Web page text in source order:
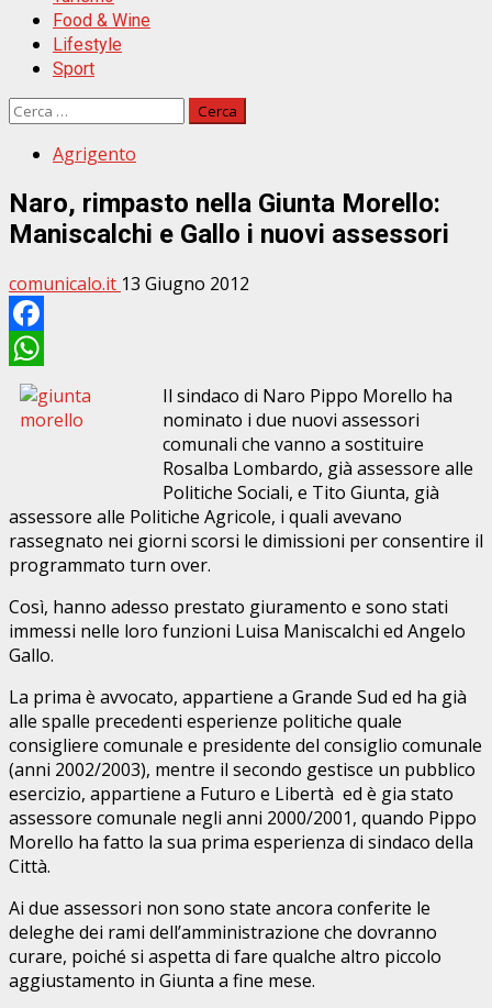
Food & Wine
Lifestyle
Sport
Ricerca
Agrigento
Naro, rimpasto nella Giunta Morello:
Maniscalchi e Gallo i nuovi assessori
comunicalo.it 13 Giugno 2012
Facebook
WhatsApp
Il sindaco di Naro Pippo Morello ha
nominato i due nuovi assessori
comunali che vanno a sostituire
Rosalba Lombardo, già assessore alle
Politiche Sociali, e Tito Giunta, già
assessore alle Politiche Agricole, i quali avevano
rassegnato nei giorni scorsi le dimissioni per consentire il
programmato turn over.
Così, hanno adesso prestato giuramento e sono stati
immessi nelle loro funzioni Luisa Maniscalchi ed Angelo
Gallo.
La prima è avvocato, appartiene a Grande Sud ed ha già
alle spalle precedenti esperienze politiche quale
consigliere comunale e presidente del consiglio comunale
(anni 2002/2003), mentre il secondo gestisce un pubblico
esercizio, appartiene a Futuro e Libertà ed è gia stato
assessore comunale negli anni 2000/2001, quando Pippo
Morello ha fatto la sua prima esperienza di sindaco della
Città.
Ai due assessori non sono state ancora conferite le
deleghe dei rami dell’amministrazione che dovranno
curare, poiché si aspetta di fare qualche altro piccolo
aggiustamento in Giunta a fine mese.